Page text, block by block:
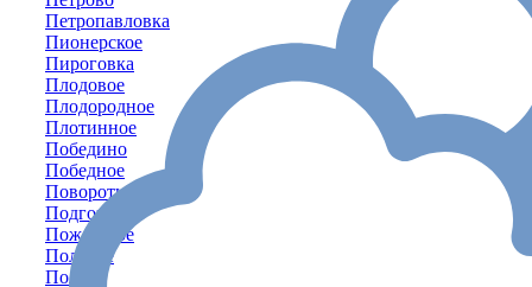
Петропавловка
Пионерское
Пироговка
Плодовое
Плодородное
Плотинное
Победино
Победное
Поворотное
Подгорное
Пожарское
Полевое
Пологи